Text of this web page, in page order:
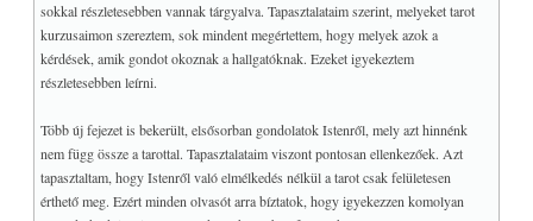
sokkal részletesebben vannak tárgyalva. Tapasztalataim szerint, melyeket tarot
kurzusaimon szereztem, sok mindent megértettem, hogy melyek azok a
kérdések, amik gondot okoznak a hallgatóknak. Ezeket igyekeztem
részletesebben leírni.
Több új fejezet is bekerült, elsősorban gondolatok Istenről, mely azt hinnénk
nem függ össze a tarottal. Tapasztalataim viszont pontosan ellenkezőek. Azt
tapasztaltam, hogy Istenről való elmélkedés nélkül a tarot csak felületesen
érthető meg. Ezért minden olvasót arra bíztatok, hogy igyekezzen komolyan